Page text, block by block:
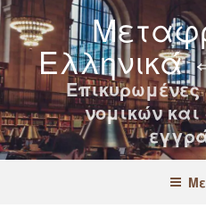
Ελληνικά
νομικών και